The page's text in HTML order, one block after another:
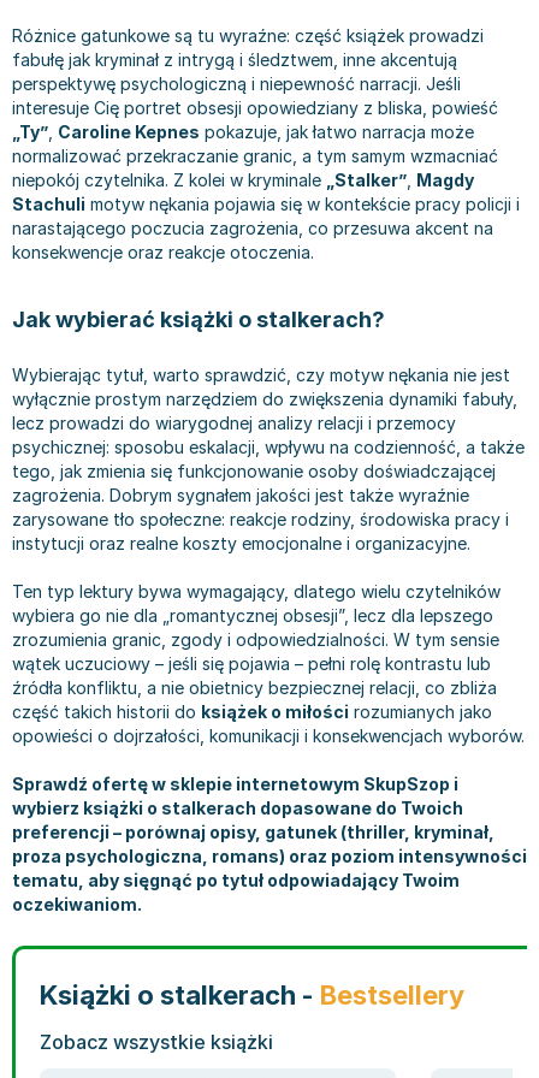
Książki: Prawo międzynarodowe
Książki: Prawo - orzecznictwo
Książki: Prawo pracy
Książki: Prawo Unii Europejskiej
Teksty aktów prawnych
Książki medyczne i naukowe
Chemia - książki
Książki o fizyce i astronomii
Inne
Książki medyczne
Książki do nauk przyrodniczych
Technika, inżynieria, technologia - książki, podręczniki -
nauki ścisłe
Książki do nauk społecznych i humanistycznych
Filologia - książki
Inne
Kulturoznawstwo, antropologia - książki
Książki o naukach politycznych
Książki pedagogiczne
Psychologia - książki
Książki: Religie i wyznania
Inne
Książki: Buddyzm
Książki: Chrześcijaństwo
Książki: Judaizm
Książki: Rozwój osobisty
Książki: Kariera i sukces
Książki: Historia sztuki
Książki o architekturze
Książki: Sztuka użytkowa
Książki: Sztuki wizualne
Inne
Książki: bajki dla dzieci 3-5 lat
Kolorowanki i książki do naklejania 3-5 lat
Książki do nauki języków obcych 3-5 lat
Książki do nauki pisania i liczenia 3-5 lat
Książki grające, z puzzlami i magnesami 3-5 lat
Kreatywne i aktywizujące książki dla dzieci 3-5 lat
Poznawanie świata dla dzieci 3-5 lat - książki
Książki o zainteresowaniach dla dzieci 3-5 lat
Książki do nauki czytania 6-8 lat
Książki do nauki pisania i liczenia 6-8 lat
Kreatywne i aktywizujące książki dla dzieci 6-8 lat
Literatura dla dzieci 6-8 lat
Poznawanie świata dla dzieci 6-8 lat - książki
Książki o zainteresowaniach dla dzieci 6-8 lat
Książki dla dzieci 9-12 lat
Literatura dla dzieci 9-12 lat
Poznawanie świata dla dzieci 9-12 lat - książki
Książki o zainteresowaniach dla dzieci 9-12 lat
Książki dla młodzieży
Literatura dla młodzieży
Społeczeństwo i rozwój osobisty - książki
Lektury i pomoce szkolne
Lektury do gimnazjów i szkół średnich
Lektury do szkoły podstawowej
Bibliotekoznawstwo - książki
Książki o ekonomii i finansach - szkoły wyższe
Książki do filologii - szkoły wyższe
Książki medyczne dla studentów
Kuchnia i diety - książki
Autorskie książki kucharskie
Ciasta, desery, wypieki - książki
Diety, zdrowe żywienie - książki
Książki kucharskie
Kuchnia polska - książki
Napoje - książki
Książki: Poradniki
Książki: Dom, ogród - poradniki
Książki: Moda, uroda, savoir vivre - poradniki
Książki pamiątkowe
Pozostałe książki
Andrzej Sapkowski
Stephenie Meyer
Robert Ludlum
Maria Czubaszek
Nora Roberts
Mario Vargas Llosa
Katarzyna Grochola
Ewa Nowak
Carlos Ruiz Zafon
Jerzy Zięba
Jodi Picoult
Dorota Terakowska
Abbi Glines
Alfred Szklarski
Stefan Żeromski
Juliusz Słowacki
Jacek Piekara
Meg Cabot
James Rollins
Maria Konopnicka
Rick Riordan
John Flanagan
Graham Masterton
Astrid Lindgren
Federico Moccia
Harlan Coben
Katarzyna Michalak
Daniel Defoe
Różnice gatunkowe są tu wyraźne: część książek prowadzi
fabułę jak kryminał z intrygą i śledztwem, inne akcentują
perspektywę psychologiczną i niepewność narracji. Jeśli
interesuje Cię portret obsesji opowiedziany z bliska, powieść
„Ty” Caroline Kepnes pokazuje, jak łatwo narracja może
normalizować przekraczanie granic, a tym samym wzmacniać
niepokój czytelnika. Z kolei w kryminale
„Stalker” Magdy
Stachuli motyw nękania pojawia się w kontekście pracy policji i
narastającego poczucia zagrożenia, co przesuwa akcent na
konsekwencje oraz reakcje otoczenia.
Jak wybierać książki o stalkerach?
Wybierając tytuł, warto sprawdzić, czy motyw nękania nie jest
wyłącznie prostym narzędziem do zwiększenia dynamiki fabuły,
lecz prowadzi do wiarygodnej analizy relacji i przemocy
psychicznej: sposobu eskalacji, wpływu na codzienność, a także
tego, jak zmienia się funkcjonowanie osoby doświadczającej
zagrożenia. Dobrym sygnałem jakości jest także wyraźnie
zarysowane tło społeczne: reakcje rodziny, środowiska pracy i
instytucji oraz realne koszty emocjonalne i organizacyjne.
Ten typ lektury bywa wymagający, dlatego wielu czytelników
wybiera go nie dla „romantycznej obsesji”, lecz dla lepszego
zrozumienia granic, zgody i odpowiedzialności. W tym sensie
wątek uczuciowy – jeśli się pojawia – pełni rolę kontrastu lub
źródła konfliktu, a nie obietnicy bezpiecznej relacji, co zbliża
część takich historii do książek o miłości rozumianych jako
opowieści o dojrzałości, komunikacji i konsekwencjach wyborów.
Sprawdź ofertę w sklepie internetowym SkupSzop i
wybierz książki o stalkerach dopasowane do Twoich
preferencji – porównaj opisy, gatunek (thriller, kryminał,
proza psychologiczna, romans) oraz poziom intensywności
tematu, aby sięgnąć po tytuł odpowiadający Twoim
oczekiwaniom.
Książki o stalkerach - Bestsellery
Zobacz wszystkie książki